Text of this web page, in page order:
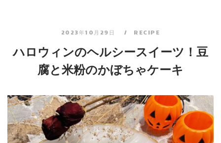
2023年10月29日 RECIPE
ハロウィンのヘルシースイーツ！豆
腐と米粉のかぼちゃケーキ